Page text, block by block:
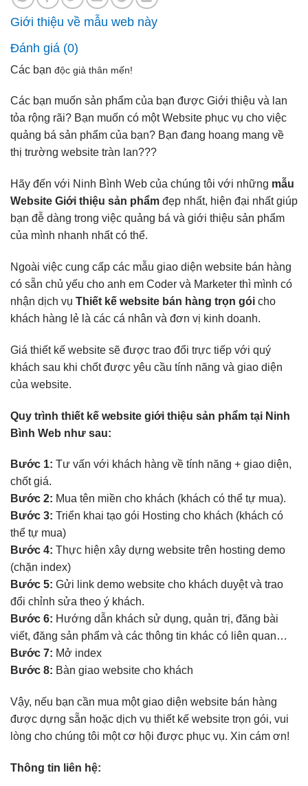
Giới thiệu về mẫu web này
Đánh giá (0)
Các bạn độc giả thân mến!
Các bạn muốn sản phẩm của bạn được Giới thiệu và lan
tỏa rộng rãi? Bạn muốn có một Website phục vụ cho việc
quảng bá sản phẩm của bạn? Bạn đang hoang mang về
thị trường website tràn lan???
Hãy đến với Ninh Bình Web của chúng tôi với những mẫu
Website Giới thiệu sản phẩm đẹp nhất, hiện đại nhất giúp
bạn đễ dàng trong việc quảng bá và giới thiệu sản phẩm
của mình nhanh nhất có thể.
Ngoài việc cung cấp các mẫu giao diện website bán hàng
có sẵn chủ yếu cho anh em Coder và Marketer thì mình có
nhận dịch vụ Thiết kế website bán hàng trọn gói cho
khách hàng lẻ là các cá nhân và đơn vị kinh doanh.
Giá thiết kế website sẽ được trao đổi trực tiếp với quý
khách sau khi chốt được yêu cầu tính năng và giao diện
của website.
Quy trình thiết kế website giới thiệu sản phẩm tại Ninh
Bình Web như sau:
Bước 1: Tư vấn với khách hàng về tính năng + giao diện,
chốt giá.
Bước 2: Mua tên miền cho khách (khách có thể tự mua).
Bước 3: Triển khai tạo gói Hosting cho khách (khách có
thể tự mua)
Bước 4: Thực hiện xây dựng website trên hosting demo
(chặn index)
Bước 5: Gửi link demo website cho khách duyệt và trao
đổi chỉnh sửa theo ý khách.
Bước 6: Hướng dẫn khách sử dụng, quản trị, đăng bài
viết, đăng sản phẩm và các thông tin khác có liên quan…
Bước 7: Mở index
Bước 8: Bàn giao website cho khách
Vậy, nếu bạn cần mua một giao diện website bán hàng
được dựng sẵn hoặc dịch vụ thiết kế website trọn gói, vui
lòng cho chúng tôi một cơ hội được phục vụ. Xin cám ơn!
Thông tin liên hệ: